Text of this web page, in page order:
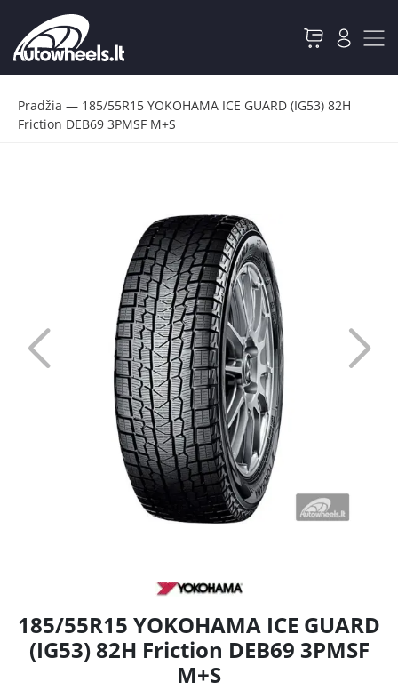
Pradžia — 185/55R15 YOKOHAMA ICE GUARD (IG53) 82H
Friction DEB69 3PMSF M+S
185/55R15 YOKOHAMA ICE GUARD
(IG53) 82H Friction DEB69 3PMSF
M+S